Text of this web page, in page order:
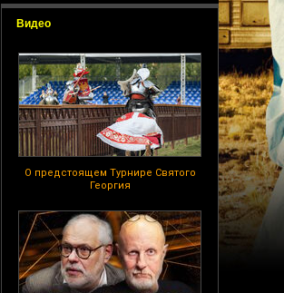
Видео
О предстоящем Турнире Святого
Георгия